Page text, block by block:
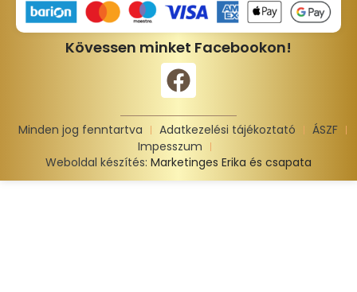
Kövessen minket Facebookon!
Minden jog fenntartva Adatkezelési tájékoztató
ÁSZF
Impesszum
Weboldal készítés: Marketinges Erika és csapata